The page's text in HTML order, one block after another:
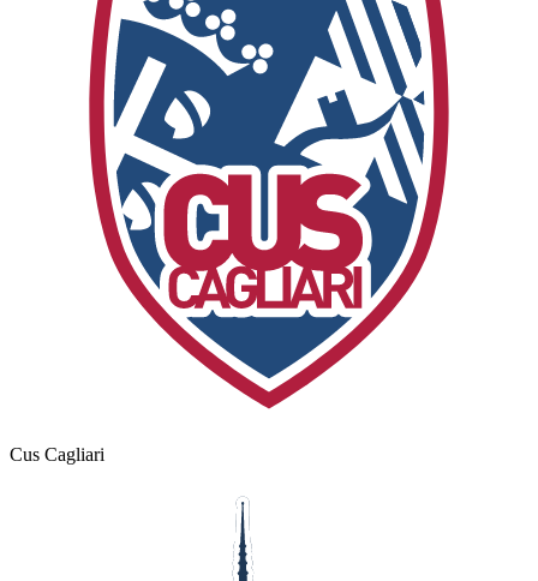
Cus Cagliari